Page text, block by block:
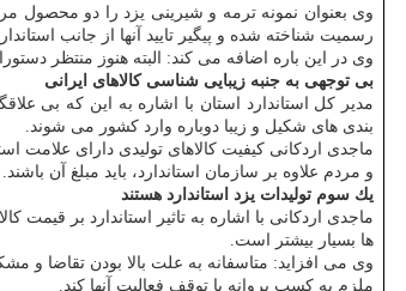
وی بعنوان نمونه ترمه و شیرینی یزد را دو محصول
رسمیت شناخته شده و پیگیر تایید آنها از جانب
وی در این باره اضافه می كند: البته هنوز منتظر
بی توجهی به جنبه زیبایی شناسی كالاهای ایرانی
مدیر كل استاندارد استان با اشاره به این كه بی
بندی های شكیل و زیبا دوباره وارد كشور می شوند.
ماجدی اردكانی كیفیت كالاهای تولیدی دارای علامت
و مردم علاوه بر سازمان استاندارد، باید مبلغ آن باشند.
یك سوم تولیدات یزد استاندارد هستند
ماجدی اردكانی با اشاره به تاثیر استاندارد بر
ها بسیار بیشتر است.
وی می افزاید: متاسفانه به علت بالا بودن تقاضا و
ملزم به كسب پروانه یا توقف فعالیت آنها كند.